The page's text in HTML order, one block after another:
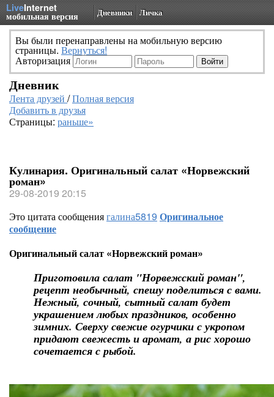
LiveInternet
мобильная версия Дневники Личка
Вы были перенаправлены на мобильную версию
страницы. Вернуться!
Авторизация
Дневник
Лента друзей /Полная версия
Добавить в друзья
Страницы: раньше»
Кулинария. Оригинальный салат «Норвежский
роман»
29-08-2019 20:15
Это цитата сообщениягалина5819 Оригинальное
сообщение
Оригинальный салат «Норвежский роман»
Приготовила салат "Норвежский роман",
рецепт необычный, спешу поделиться с вами.
Нежный, сочный, сытный салат будет
украшением любых праздников, особенно
зимних. Сверху свежие огурчики с укропом
придают свежесть и аромат, а рис хорошо
сочетается с рыбой.